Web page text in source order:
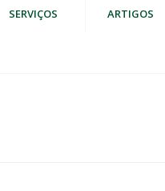
SERVIÇOS ARTIGOS